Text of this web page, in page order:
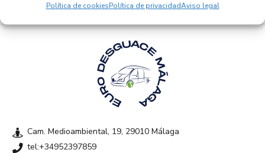
Política de cookiesPolítica de privacidadAviso legal
Cam. Medioambiental, 19, 29010 Málaga
tel:+34952397859